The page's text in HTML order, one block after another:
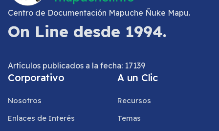
Centro de Documentación Mapuche Ñuke Mapu.
On Line desde 1994.
Artículos publicados a la fecha: 17139
Corporativo
Nosotros
Enlaces de Interés
A un Clic
Recursos
Temas